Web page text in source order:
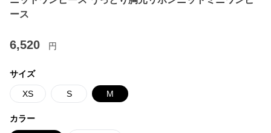
ース
6,520 円
サイズ
XS S M
カラー